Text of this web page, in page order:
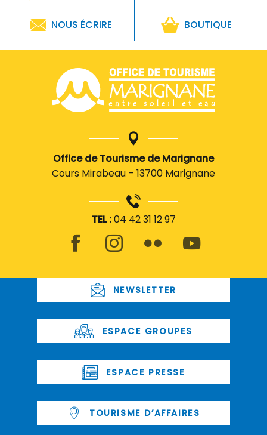
NOUS ÉCRIRE BOUTIQUE
Office de Tourisme de Marignane
Cours Mirabeau – 13700 Marignane
TEL :04 42 31 12 97
NEWSLETTER
ESPACE GROUPES
ESPACE PRESSE
TOURISME D’AFFAIRES